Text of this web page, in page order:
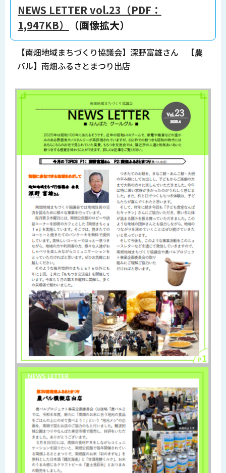
NEWS LETTER vol.23（PDF：
1,947KB）
（画像拡大）
【南畑地域まちづくり協議会】深野富雄さん 【農
バル】南畑ふるさとまつり出店